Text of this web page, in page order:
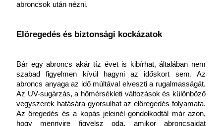
abroncsok után nézni.
Elöregedés és biztonsági kockázatok
Bár egy abroncs akár tíz évet is kibírhat, általában nem
szabad figyelmen kívül hagyni az időskort sem. Az
abroncs anyaga az idő múltával elveszti a rugalmasságát.
Az UV-sugárzás, a hőmérsékleti változások és különböző
vegyszerek hatására gyorsulhat az elöregedés folyamata.
Az öregedés és a kopás jeleinél gondolkodtál már azon,
hogy mennyire figyelsz oda, amikor abroncsaidat